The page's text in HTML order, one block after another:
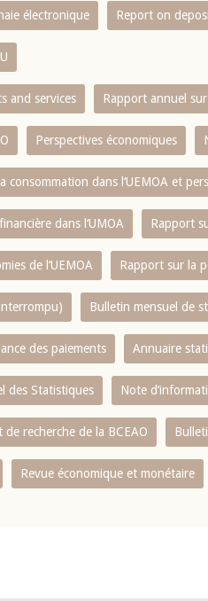
électronique Report on
and services Rapport annuel
Perspectives économiques
dans l‘UEMOA et
dans l‘UMOA Rapport
de l‘UEMOA Rapport sur la
Bulletin mensuel de
des paiements Annuaire
des Statistiques Note
de recherche de la BCEAO
Revue économique et monétaire